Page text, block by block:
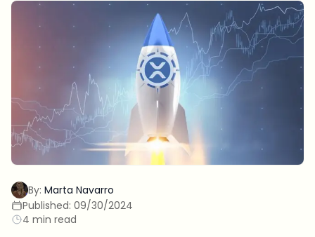
By: Marta Navarro
Published: 09/30/2024
4 min read